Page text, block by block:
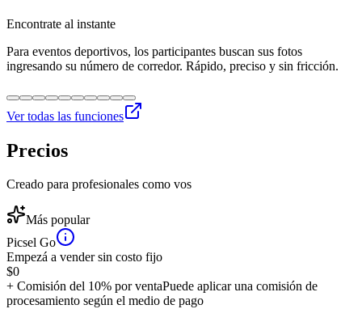
Encontrate al instante
Para eventos deportivos, los participantes buscan sus fotos
ingresando su número de corredor. Rápido, preciso y sin fricción.
Ver todas las funciones
Precios
Creado para profesionales como vos
Más popular
Picsel Go
Empezá a vender sin costo fijo
$0
+ Comisión del 10% por ventaPuede aplicar una comisión de
procesamiento según el medio de pago